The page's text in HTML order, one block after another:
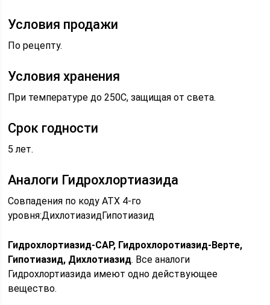
Условия продажи
По рецепту.
Условия хранения
При температуре до 250С, защищая от света.
Срок годности
5 лет.
Аналоги Гидрохлортиазида
Совпадения по коду АТХ 4-го
уровня:ДихлотиазидГипотиазид
Гидрохлортиазид-САР, Гидрохлоротиазид-Верте,
Гипотиазид, Дихлотиазид. Все аналоги
Гидрохлортиазида имеют одно действующее
вещество.